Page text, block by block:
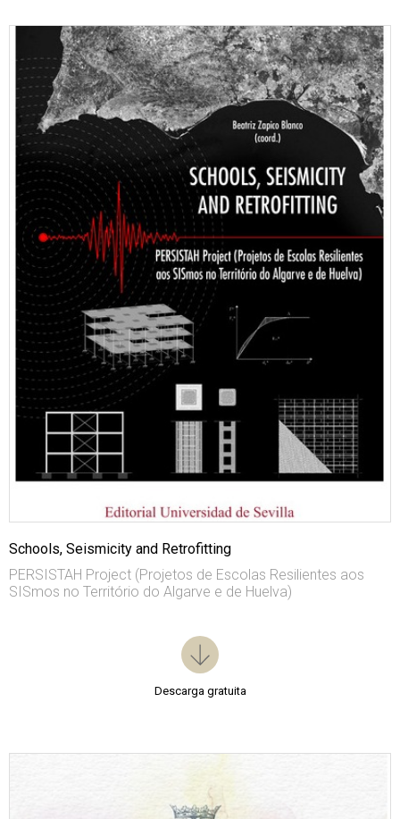
Schools, Seismicity and Retrofitting
PERSISTAH Project (Projetos de Escolas Resilientes aos
SISmos no Território do Algarve e de Huelva)
Descarga gratuita